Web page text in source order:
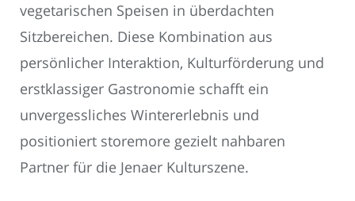
vegetarischen Speisen in überdachten
Sitzbereichen. Diese Kombination aus
persönlicher Interaktion, Kulturförderung und
erstklassiger Gastronomie schafft ein
unvergessliches Wintererlebnis und
positioniert storemore gezielt nahbaren
Partner für die Jenaer Kulturszene.